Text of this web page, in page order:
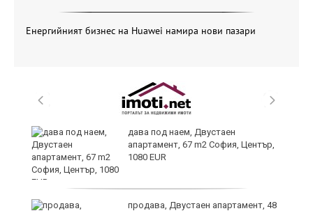
Енергийният бизнес на Huawei намира нови пазари
дава под наем, Двустаен
апартамент, 67 m2 София, Център,
1080 EUR
продава, Двустаен апартамент, 48